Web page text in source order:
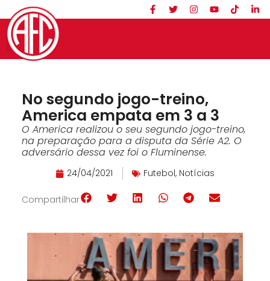
No segundo jogo-treino,
America empata em 3 a 3
O America realizou o seu segundo jogo-treino,
na preparação para a disputa da Série A2. O
adversário dessa vez foi o Fluminense.
24/04/2021 Futebol, Notícias
Compartilhar